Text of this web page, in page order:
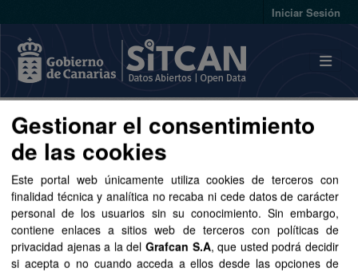
Iniciar Sesión
Conjuntos de datos
Ordenar por
Gestionar el consentimiento
de las cookies
Este portal web únicamente utiliza cookies de terceros con
finalidad técnica y analítica no recaba ni cede datos de carácter
personal de los usuarios sin su conocimiento. Sin embargo,
contiene enlaces a sitios web de terceros con políticas de
privacidad ajenas a la del Grafcan S.A, que usted podrá decidir
si acepta o no cuando acceda a ellos desde las opciones de